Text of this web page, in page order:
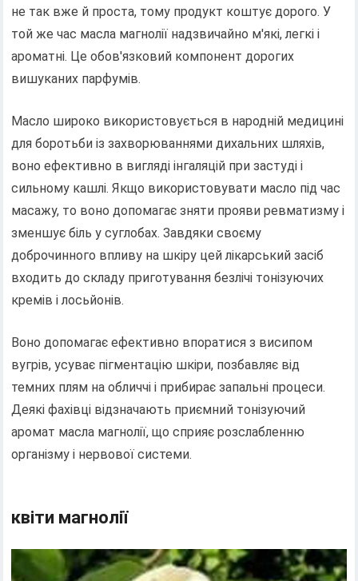
не так вже й проста, тому продукт коштує дорого. У
той же час масла магнолії надзвичайно м'які, легкі і
ароматні. Це обов'язковий компонент дорогих
вишуканих парфумів.
Масло широко використовується в народній медицині
для боротьби із захворюваннями дихальних шляхів,
воно ефективно в вигляді інгаляцій при застуді і
сильному кашлі. Якщо використовувати масло під час
масажу, то воно допомагає зняти прояви ревматизму і
зменшує біль у суглобах. Завдяки своєму
доброчинного впливу на шкіру цей лікарський засіб
входить до складу приготування безлічі тонізуючих
кремів і лосьйонів.
Воно допомагає ефективно впоратися з висипом
вугрів, усуває пігментацію шкіри, позбавляє від
темних плям на обличчі і прибирає запальні процеси.
Деякі фахівці відзначають приємний тонізуючий
аромат масла магнолії, що сприяє розслабленню
організму і нервової системи.
квіти магнолії